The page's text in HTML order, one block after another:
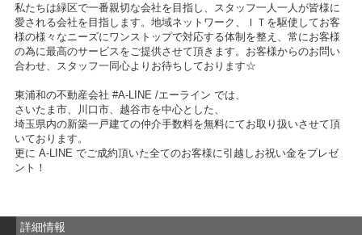
私たちは緑区で一番親切な会社を目指し、スタッフ一人一人が皆様に
愛される会社を目指します。地域ネットワーク、ＩＴを駆使してお客
様の様々なニーズにワンストップで対応する体制を整え、常にお客様
の為に最高のサービスをご提供させて頂きます。お客様からのお問い
合わせ、スタッフ一同心よりお待ちしております☆
東浦和の不動産会社 #A-LINE /エーライン では、
さいたま市、川口市、越谷市を中心とした、
埼玉県内の新築一戸建ての仲介手数料を無料にてお取り扱いさせて頂
いております。
更に A-LINE でご成約頂いた全てのお客様に引越しお祝い金をプレゼ
ント！
詳細情報